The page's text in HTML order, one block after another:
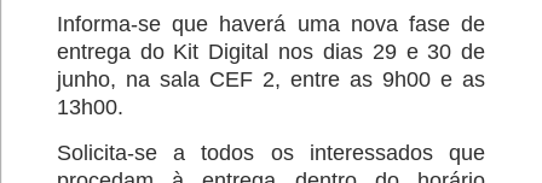
Informa-se que haverá uma nova fase de
entrega do Kit Digital nos dias 29 e 30 de
junho, na sala CEF 2, entre as 9h00 e as
13h00.
Solicita-se a todos os interessados que